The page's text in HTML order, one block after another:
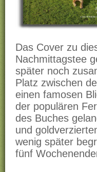
Das Cover zu
Nachmittagstee
später noch
Platz zwischen
einen famosen
der populären
des Buches
und
wenig später
fünf